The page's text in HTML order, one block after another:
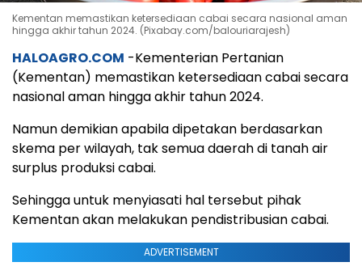
Kementan memastikan ketersediaan cabai secara nasional aman
hingga akhir tahun 2024. (Pixabay.com/balouriarajesh)
HALOAGRO.COM -Kementerian Pertanian
(Kementan) memastikan ketersediaan cabai secara
nasional aman hingga akhir tahun 2024.
Namun demikian apabila dipetakan berdasarkan
skema per wilayah, tak semua daerah di tanah air
surplus produksi cabai.
Sehingga untuk menyiasati hal tersebut pihak
Kementan akan melakukan pendistribusian cabai.
ADVERTISEMENT